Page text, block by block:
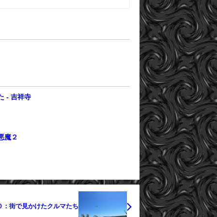
- 吉祥寺
魔２
：街で見かけたクルマたち